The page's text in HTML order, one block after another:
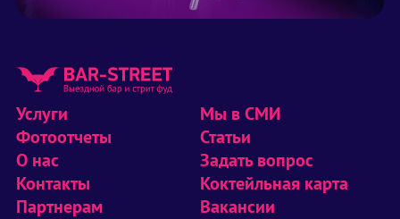
Услуги
Фотоотчеты
О нас
Контакты
Партнерам
Мы в СМИ
Статьи
Задать вопрос
Коктейльная карта
Вакансии